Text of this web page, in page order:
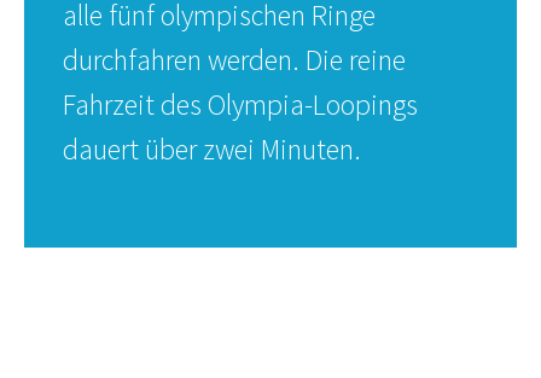
alle fünf olympischen Ringe
durchfahren werden. Die reine
Fahrzeit des Olympia-Loopings
dauert über zwei Minuten.